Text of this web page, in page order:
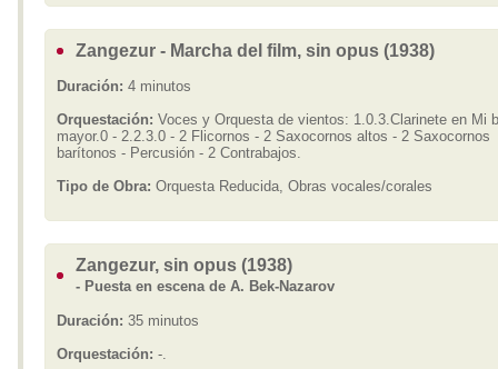
Zangezur - Marcha del film, sin opus (1938)
Duración: 4 minutos
Orquestación: Voces y Orquesta de vientos: 1.0.3.Clarinete en Mi
mayor.0 - 2.2.3.0 - 2 Flicornos - 2 Saxocornos altos - 2 Saxocornos
barítonos - Percusión - 2 Contrabajos.
Tipo de Obra: Orquesta Reducida, Obras vocales/corales
Zangezur, sin opus (1938)
- Puesta en escena de A. Bek-Nazarov
Duración: 35 minutos
Orquestación: -.